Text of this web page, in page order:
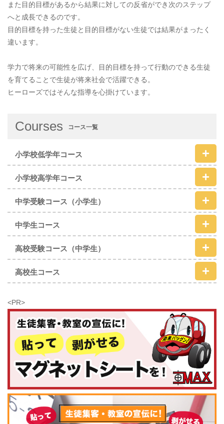
また目的目標があるから結果に対しての反省ができ次のステップ
へと成長できるのです。
目的目標を持った生徒と目的目標がない生徒では結果がまったく
違います。
学力で将来の可能性を広げ、目的目標を持って行動のできる生徒
を育てることで生徒が将来社会で活躍できる。
ヒーローズではそんな指導を心掛けています。
Courses コース一覧
小学校低学年コース
小学校高学年コース
中学受験コース（小学生）
中学生コース
高校受験コース（中学生）
高校生コース
<PR>